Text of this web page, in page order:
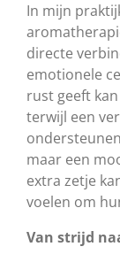
In mijn
directe
emotionele
rust geeft
terwijl een
maar een
extra zetje
voelen om
Van strijd